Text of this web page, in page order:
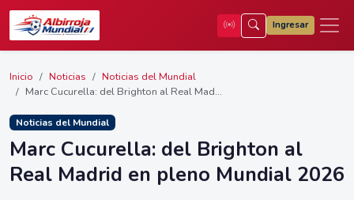
Ingresar
Inicio Noticias
Noticias del Mundial
Marc Cucurella: del Brighton al Real Mad...
Noticias del Mundial
Marc Cucurella: del Brighton al
Real Madrid en pleno Mundial 2026